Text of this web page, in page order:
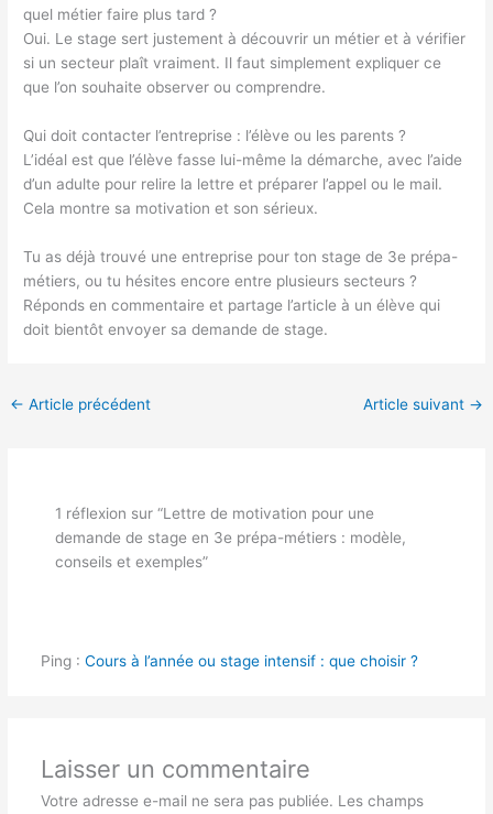
quel métier faire plus tard ?
Oui. Le stage sert justement à découvrir un métier et à vérifier
si un secteur plaît vraiment. Il faut simplement expliquer ce
que l’on souhaite observer ou comprendre.
Qui doit contacter l’entreprise : l’élève ou les parents ?
L’idéal est que l’élève fasse lui-même la démarche, avec l’aide
d’un adulte pour relire la lettre et préparer l’appel ou le mail.
Cela montre sa motivation et son sérieux.
Tu as déjà trouvé une entreprise pour ton stage de 3e prépa-
métiers, ou tu hésites encore entre plusieurs secteurs ?
Réponds en commentaire et partage l’article à un élève qui
doit bientôt envoyer sa demande de stage.
← Article précédent Article suivant →
1 réflexion sur “Lettre de motivation pour une
demande de stage en 3e prépa-métiers : modèle,
conseils et exemples”
Ping : Cours à l’année ou stage intensif : que choisir ?
Laisser un commentaire
Votre adresse e-mail ne sera pas publiée. Les champs